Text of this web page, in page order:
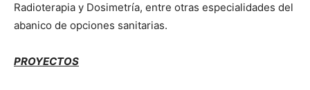
Radioterapia y Dosimetría, entre otras especialidades del
abanico de opciones sanitarias.
PROYECTOS